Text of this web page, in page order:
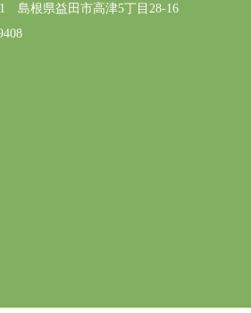
島根県益田市高津5丁目28-16